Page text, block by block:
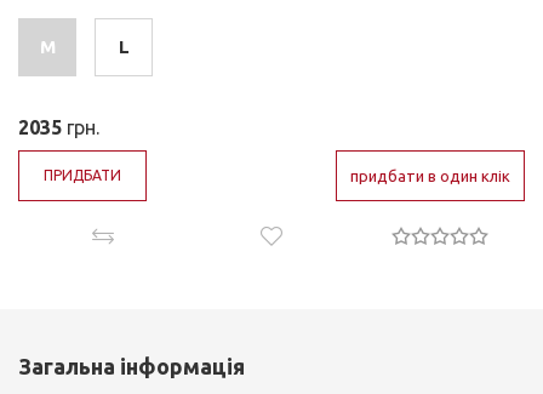
M L
2035 грн.
ПРИДБАТИ придбати в один клік
Загальна інформація